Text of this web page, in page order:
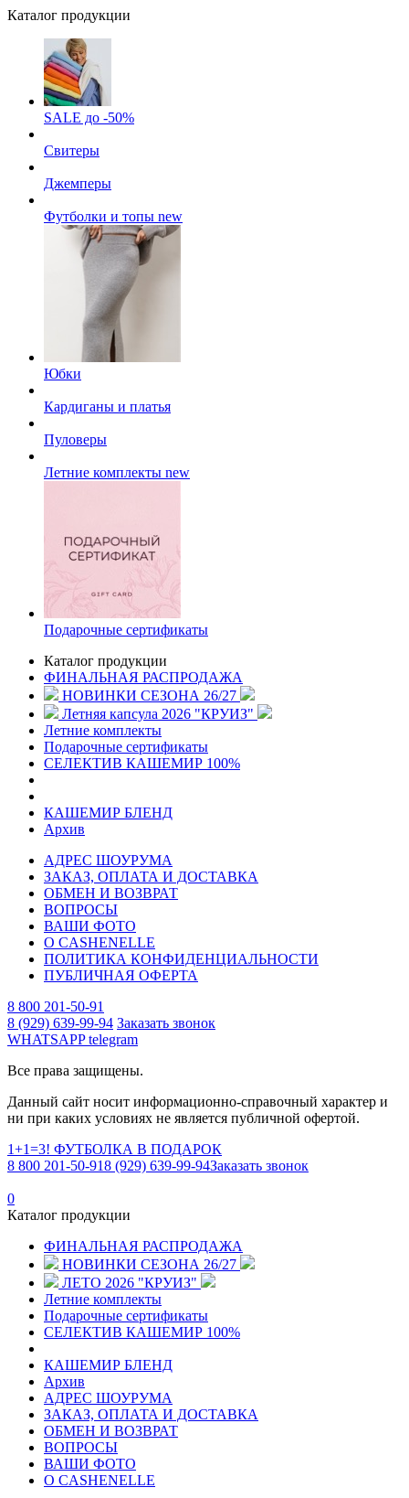
Каталог продукции
SALE до -50%
Свитеры
Джемперы
Футболки и топы new
Юбки
Кардиганы и платья
Пуловеры
Летние комплекты new
Подарочные сертификаты
Каталог продукции
ФИНАЛЬНАЯ РАСПРОДАЖА
НОВИНКИ СЕЗОНА 26/27
Летняя капсула 2026 "КРУИЗ"
Летние комплекты
Подарочные сертификаты
СЕЛЕКТИВ КАШЕМИР 100%
КАШЕМИР БЛЕНД
Архив
АДРЕС ШОУРУМА
ЗАКАЗ, ОПЛАТА И ДОСТАВКА
ОБМЕН И ВОЗВРАТ
ВОПРОСЫ
ВАШИ ФОТО
О CASHENELLE
ПОЛИТИКА КОНФИДЕНЦИАЛЬНОСТИ
ПУБЛИЧНАЯ ОФЕРТА
8 800 201-50-91
8 (929) 639-99-94 Заказать звонок
WHATSAPPtelegram
Все права защищены.
Данный сайт носит информационно-справочный характер и
ни при каких условиях не является публичной офертой.
1+1=3! ФУТБОЛКА В ПОДАРОК
8 800 201-50-918 (929) 639-99-94Заказать звонок
0
Каталог продукции
ФИНАЛЬНАЯ РАСПРОДАЖА
НОВИНКИ СЕЗОНА 26/27
ЛЕТО 2026 "КРУИЗ"
Летние комплекты
Подарочные сертификаты
СЕЛЕКТИВ КАШЕМИР 100%
КАШЕМИР БЛЕНД
Архив
АДРЕС ШОУРУМА
ЗАКАЗ, ОПЛАТА И ДОСТАВКА
ОБМЕН И ВОЗВРАТ
ВОПРОСЫ
ВАШИ ФОТО
О CASHENELLE